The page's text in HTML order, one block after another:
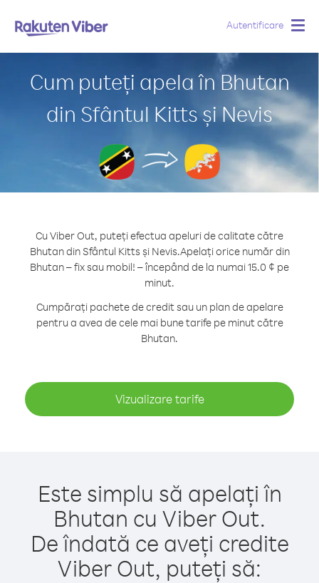
Autentificare
Cum puteți apela în Bhutan
din Sfântul Kitts și Nevis
Cu Viber Out, puteți efectua apeluri de calitate către
Bhutan din Sfântul Kitts și Nevis.Apelați orice număr din
Bhutan – fix sau mobil! – începând de la numai 15.0 ¢ pe
minut.
Cumpărați pachete de credit sau un plan de apelare
pentru a avea de cele mai bune tarife pe minut către
Bhutan.
Vizualizare tarife
Este simplu să apelați în
Bhutan cu Viber Out.
De îndată ce aveți credite
Viber Out, puteți să: